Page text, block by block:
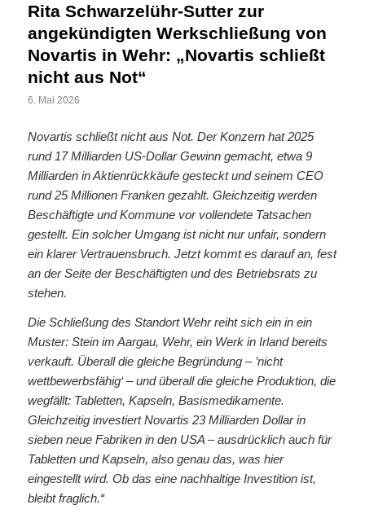
Rita Schwarzelühr-Sutter zur
angekündigten Werkschließung von
Novartis in Wehr: „Novartis schließt
nicht aus Not“
6. Mai 2026
Novartis schließt nicht aus Not. Der Konzern hat 2025
rund 17 Milliarden US-Dollar Gewinn gemacht, etwa 9
Milliarden in Aktienrückkäufe gesteckt und seinem CEO
rund 25 Millionen Franken gezahlt. Gleichzeitig werden
Beschäftigte und Kommune vor vollendete Tatsachen
gestellt. Ein solcher Umgang ist nicht nur unfair, sondern
ein klarer Vertrauensbruch. Jetzt kommt es darauf an, fest
an der Seite der Beschäftigten und des Betriebsrats zu
stehen.
Die Schließung des Standort Wehr reiht sich ein in ein
Muster: Stein im Aargau, Wehr, ein Werk in Irland bereits
verkauft. Überall die gleiche Begründung – ’nicht
wettbewerbsfähig‘ – und überall die gleiche Produktion, die
wegfällt: Tabletten, Kapseln, Basismedikamente.
Gleichzeitig investiert Novartis 23 Milliarden Dollar in
sieben neue Fabriken in den USA – ausdrücklich auch für
Tabletten und Kapseln, also genau das, was hier
eingestellt wird. Ob das eine nachhaltige Investition ist,
bleibt fraglich.“